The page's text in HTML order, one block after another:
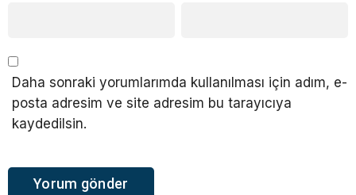
Daha sonraki yorumlarımda kullanılması için adım, e-
posta adresim ve site adresim bu tarayıcıya
kaydedilsin.